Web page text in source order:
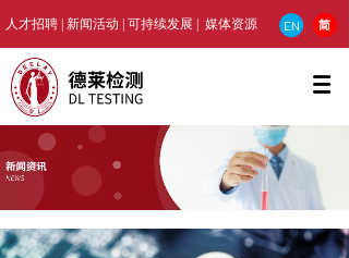
人才招聘 新闻活动 可持续发展 | 媒体资源